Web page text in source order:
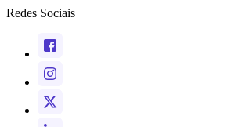
Redes Sociais